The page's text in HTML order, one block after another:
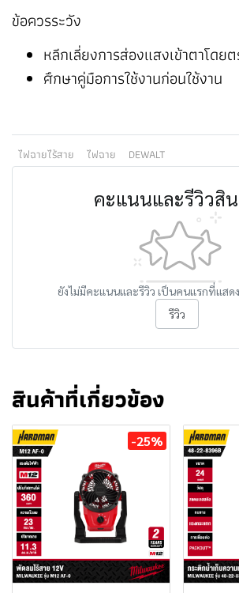
ข้อควรระวัง
หลีกเลี่ยงการส่องแสงเข้าตาโดย
ศึกษาคู่มือการใช้งานก่อนใช้งาน
ไฟฉายไร้สาย ไฟฉาย DEWALT
คะแนนและรีวิวสิ
ยังไม่มีคะแนนและรีวิว เป็นคนแรกที่แสด
รีวิว
สินค้าที่เกี่ยวข้อง
-25%